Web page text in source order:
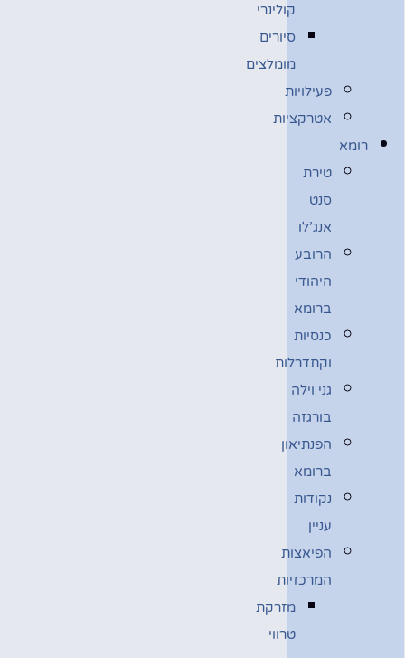
קולינרי
סיורים
מומלצים
פעילויות
אטרקציות
רומא
טירת
סנט
אנג’לו
הרובע
היהודי
ברומא
כנסיות
וקתדרלות
גני וילה
בורגזה
הפנתיאון
ברומא
נקודות
עניין
הפיאצות
המרכזיות
מזרקת
טרווי